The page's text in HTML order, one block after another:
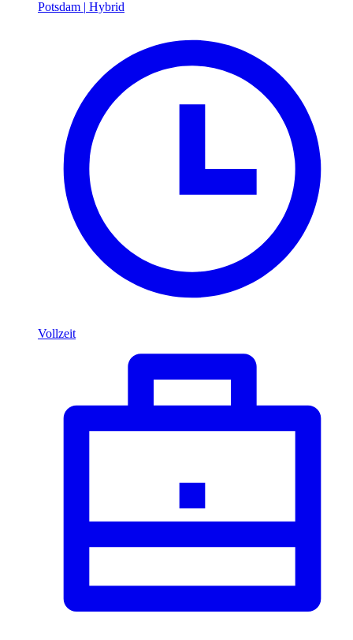
Potsdam | Hybrid
Vollzeit